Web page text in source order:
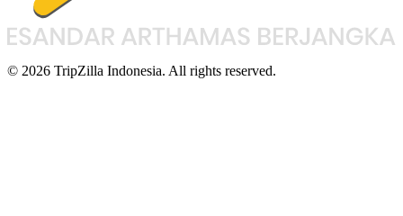
© 2026 TripZilla Indonesia. All rights reserved.